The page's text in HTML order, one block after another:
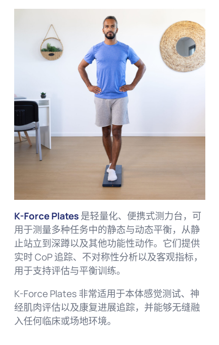
K-Force Plates是轻量化、便携式测力台，可
用于测量多种任务中的静态与动态平衡，从静
止站立到深蹲以及其他功能性动作。它们提供
实时 CoP 追踪、不对称性分析以及客观指标，
用于支持评估与平衡训练。
K-Force Plates 非常适用于本体感觉测试、神
经肌肉评估以及康复进展追踪，并能够无缝融
入任何临床或场地环境。